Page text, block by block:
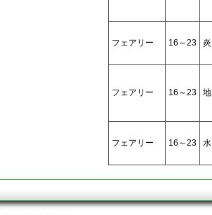
フェアリー 16～23 炎
フェアリー 16～23 地
フェアリー 16～23 水